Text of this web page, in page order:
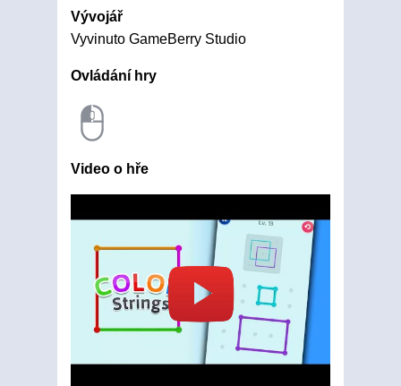
Vývojář
Vyvinuto GameBerry Studio
Ovládání hry
Video o hře